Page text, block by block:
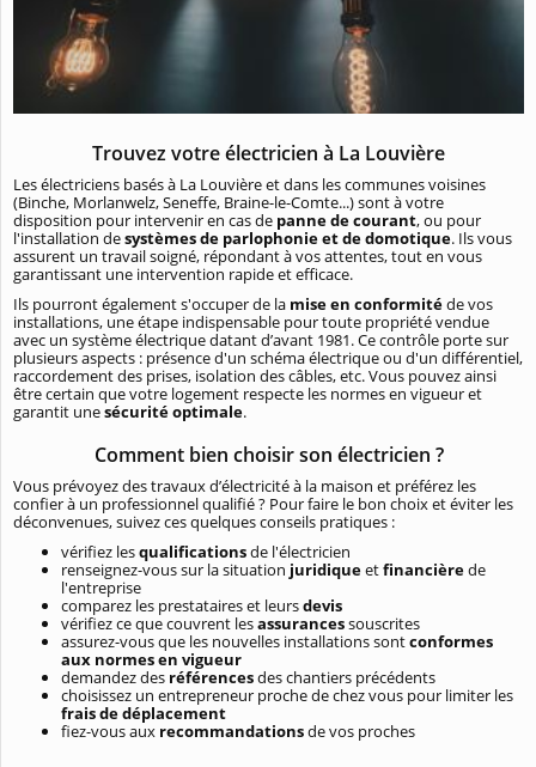
Trouvez votre électricien à La Louvière
Les électriciens basés à La Louvière et dans les communes voisines
(Binche, Morlanwelz, Seneffe, Braine-le-Comte...) sont à votre
disposition pour intervenir en cas de panne de courant, ou pour
l'installation desystèmes de parlophonie et de domotique. Ils vous
assurent un travail soigné, répondant à vos attentes, tout en vous
garantissant une intervention rapide et efficace.
Ils pourront également s'occuper de la mise en conformitéde vos
installations, une étape indispensable pour toute propriété vendue
avec un système électrique datant d’avant 1981. Ce contrôle porte sur
plusieurs aspects : présence d'un schéma électrique ou d'un différentiel,
raccordement des prises, isolation des câbles, etc. Vous pouvez ainsi
être certain que votre logement respecte les normes en vigueur et
garantit unesécurité optimale.
Comment bien choisir son électricien ?
Vous prévoyez des travaux d’électricité à la maison et préférez les
confier à un professionnel qualifié ? Pour faire le bon choix et éviter les
déconvenues, suivez ces quelques conseils pratiques :
vérifiez lesqualificationsde l'électricien
renseignez-vous sur la situation juridiqueetfinancièrede
l'entreprise
comparez les prestataires et leursdevis
vérifiez ce que couvrent lesassurancessouscrites
assurez-vous que les nouvelles installations sontconformes
aux normes en vigueur
demandez des référencesdes chantiers précédents
choisissez un entrepreneur proche de chez vous pour limiter les
frais de déplacement
fiez-vous aux recommandationsde vos proches